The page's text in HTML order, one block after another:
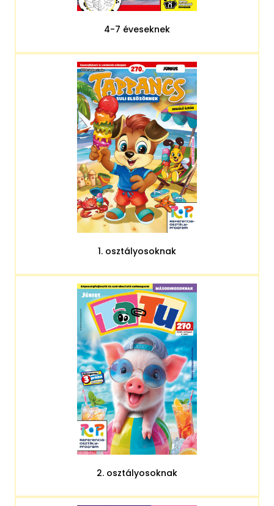
4-7 éveseknek
1. osztályosoknak
2. osztályosoknak